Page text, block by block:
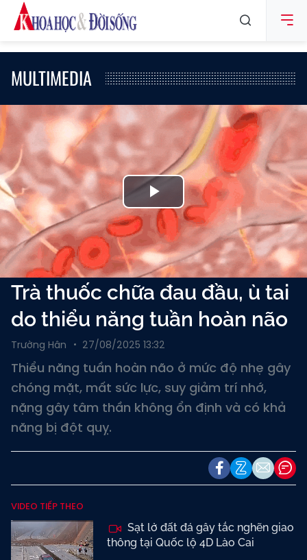
MULTIMEDIA
Play
Video
Trà thuốc chữa đau đầu, ù tai
do thiểu năng tuần hoàn não
Trường Hân 27/08/2025 13:32
Thiểu năng tuần hoàn não ở mức độ nhẹ gây
chóng mặt, mất sức lực, suy giảm trí nhớ,
nặng gây tâm thần không ổn định và có khả
năng bị đột quỵ.
VIDEO TIẾP THEO
Sạt lở đất đá gây tắc nghẽn giao
thông tại Quốc lộ 4D Lào Cai